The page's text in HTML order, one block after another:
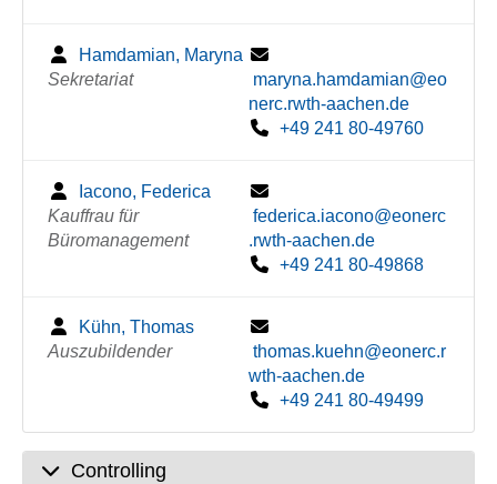
Hamdamian, Maryna
Sekretariat
maryna.hamdamian@eo
nerc.rwth-aachen.de
+49 241 80-49760
Iacono, Federica
Kauffrau für
Büromanagement
federica.iacono@eonerc
.rwth-aachen.de
+49 241 80-49868
Kühn, Thomas
Auszubildender
thomas.kuehn@eonerc.r
wth-aachen.de
+49 241 80-49499
Controlling